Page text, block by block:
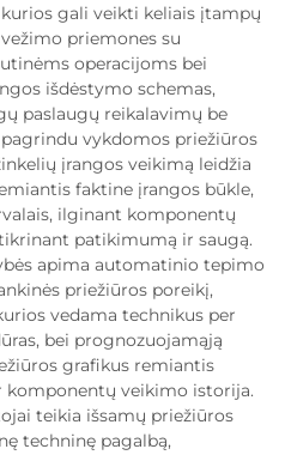
gali veikti keliais įtampų
priemones su
operacijoms bei
išdėstymo schemas,
paslaugų reikalavimų be
vykdomos priežiūros
įrangos veikimą leidžia
faktine įrangos būkle,
ilginant komponentų
patikimumą ir saugą.
apima automatinio tepimo
priežiūros poreikį,
vedama technikus per
bei prognozuojamąją
grafikus remiantis
komponentų veikimo istorija.
teikia išsamų priežiūros
techninę pagalbą,